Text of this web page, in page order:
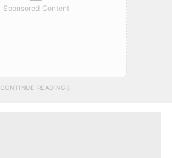
Sponsored Content
CONTINUE READING